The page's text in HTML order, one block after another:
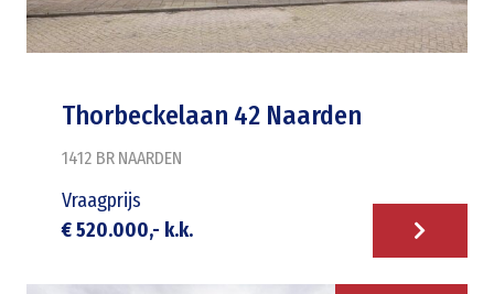
Thorbeckelaan 42 Naarden
1412 BR NAARDEN
Vraagprijs
€ 520.000,- k.k.